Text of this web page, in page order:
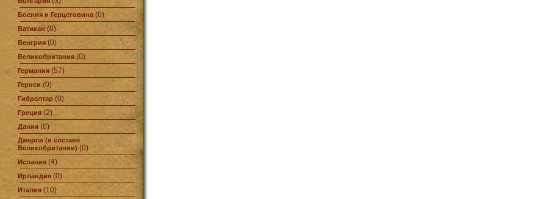
Босния и Герцеговина(0)
Ватикан (0)
Венгрия (0)
Великобритания (0)
Германия (57)
Гернси (0)
Гибралтар (0)
Греция (2)
Дания (0)
Джерси (в составе
Великобритании) (0)
Испания (4)
Ирландия (0)
Италия (10)